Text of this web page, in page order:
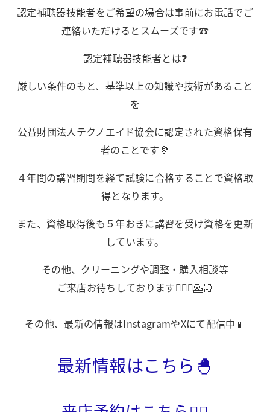
認定補聴器技能者をご希望の場合は事前にお電話でご
連絡いただけるとスムーズです☎️
認定補聴器技能者とは❓
厳しい条件のもと、基準以上の知識や技術があること
を
公益財団法人テクノエイド協会に認定された資格保有
者のことです🦻
４年間の講習期間を経て試験に合格することで資格取
得となります。
また、資格取得後も５年おきに講習を受け資格を更新
しています。
その他、クリーニングや調整・購入相談等
ご来店お待ちしております💁🏻‍♀️💁🏻
その他、最新の情報はInstagramやXにて配信中📱
最新情報はこちら🐣